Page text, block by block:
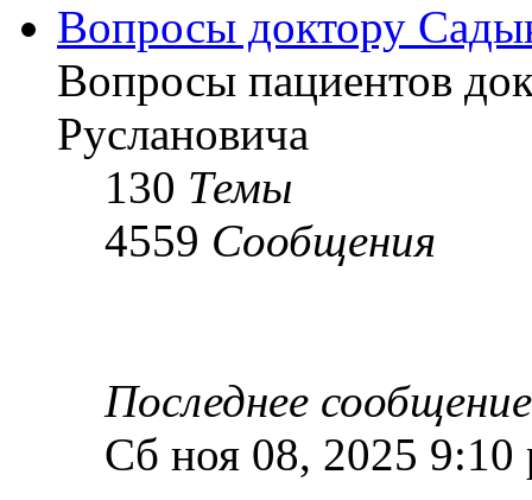
Вопросы доктору
Вопросы пациентов
Руслановича
130 Темы
4559 Сообщения
Последнее сообщение
Сб ноя 08, 2025 9:10